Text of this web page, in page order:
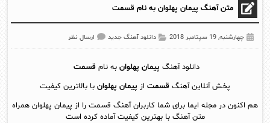
متن آهنگ پیمان پهلوان به نام قسمت
چهارشنبه, 19 سپتامبر 2018 دانلود آهنگ جدید ارسال نظر
دانلود آهنگ پیمان پهلوان به نامقسمت
پخش آنلاين آهنگ قسمت از پیمان پهلوان با بالاترین کیفیت
هم اکنون در مجله ایما برای شما کاربران آهنگ قسمت را از پیمان پهلوان همراه
متن آهنگ با بهترین کیفیت آماده کرده است